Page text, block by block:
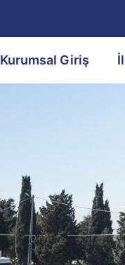
Kurumsal Giriş